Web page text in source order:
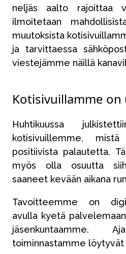
neljäs aalto rajoittaa
ilmoitetaan
muutoksista
ja tarvittaessa
viestejämme näillä
Kotisivuillamme on
Huhtikuussa
kotisivuillemme,
positiivista palautetta.
myös olla osuutta
saaneet kevään aikana
Tavoitteemme on
avulla kyetä
jäsenkuntaamme.
toiminnastamme